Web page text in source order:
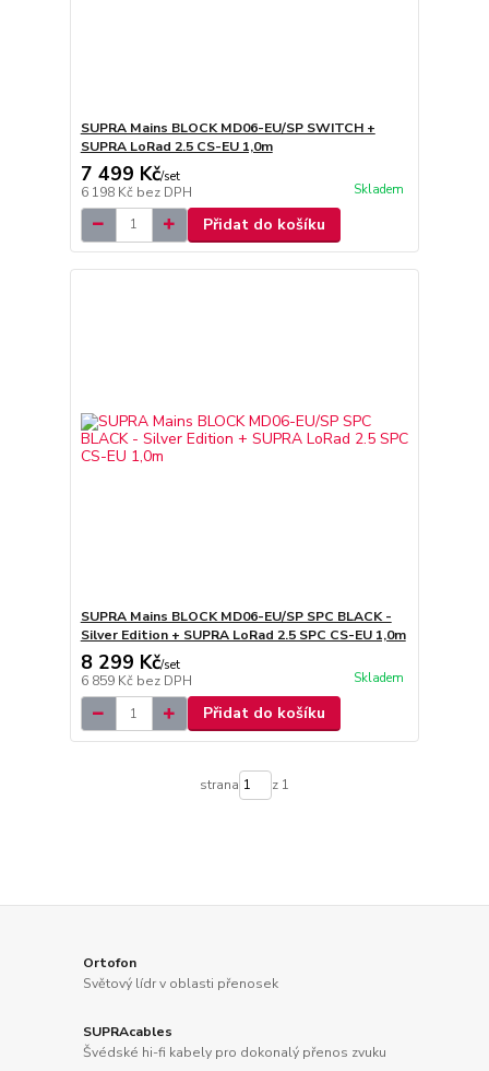
SUPRA Mains BLOCK MD06-EU/SP SWITCH +
SUPRA LoRad 2.5 CS-EU 1,0m
7 499 Kč/set
6 198 Kč bez DPH Skladem
Přidat do košíku
SUPRA Mains BLOCK MD06-EU/SP SPC BLACK -
Silver Edition + SUPRA LoRad 2.5 SPC CS-EU 1,0m
8 299 Kč/set
6 859 Kč bez DPH Skladem
Přidat do košíku
strana z 1
Ortofon
Světový lídr v oblasti přenosek
SUPRAcables
Švédské hi-fi kabely pro dokonalý přenos zvuku